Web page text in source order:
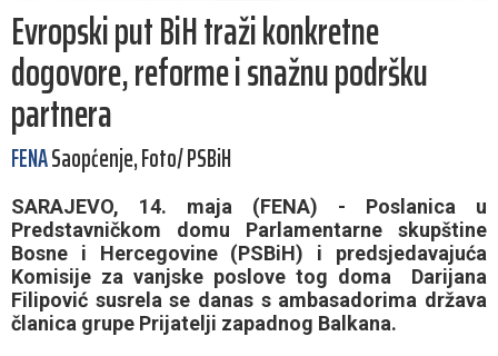
Evropski put BiH traži konkretne
dogovore, reforme i snažnu podršku
partnera
FENASaopćenje, Foto/ PSBiH
SARAJEVO, 14. maja (FENA) - Poslanica u
Predstavničkom domu Parlamentarne skupštine
Bosne i Hercegovine (PSBiH) i predsjedavajuća
Komisije za vanjske poslove tog doma Darijana
Filipović susrela se danas s ambasadorima država
članica grupe Prijatelji zapadnog Balkana.